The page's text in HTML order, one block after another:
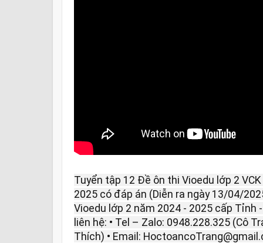
Tuyển tập 12 Đề ôn thi Vioedu lớp 2
2025 có đáp án (Diễn ra ngày 13/04/
Vioedu lớp 2 năm 2024 - 2025 cấp Tỉnh
liên hệ: • Tel – Zalo: 0948.228.325 (Cô
Thích) • Email: